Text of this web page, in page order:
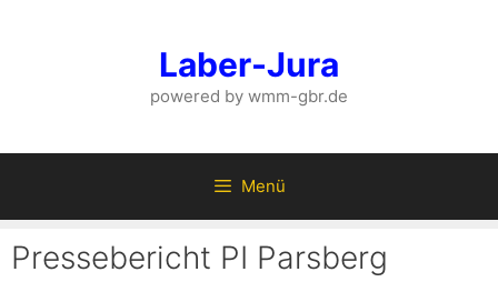
Laber-Jura
powered by wmm-gbr.de
Menü
Pressebericht PI Parsberg